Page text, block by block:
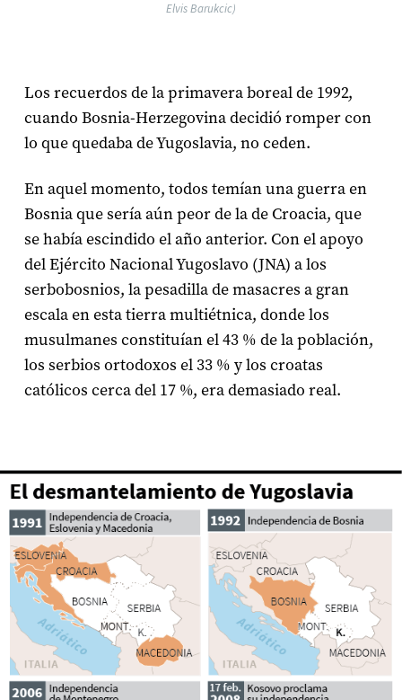
Elvis Barukcic)
Los recuerdos de la primavera boreal de 1992,
cuando Bosnia-Herzegovina decidió romper con
lo que quedaba de Yugoslavia, no ceden.
En aquel momento, todos temían una guerra en
Bosnia que sería aún peor de la de Croacia, que
se había escindido el año anterior. Con el apoyo
del Ejército Nacional Yugoslavo (JNA) a los
serbobosnios, la pesadilla de masacres a gran
escala en esta tierra multiétnica, donde los
musulmanes constituían el 43 % de la población,
los serbios ortodoxos el 33 % y los croatas
católicos cerca del 17 %, era demasiado real.